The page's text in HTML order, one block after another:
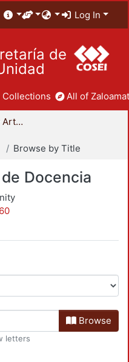
Log In
de
Collections All of
División de Ciencias y Artes para el Diseño
Browse by Title
Docencia
Browse
letters